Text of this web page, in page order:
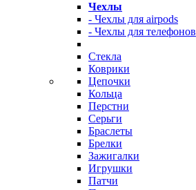
Чехлы
- Чехлы для airpods
- Чехлы для телефонов
Стекла
Коврики
Цепочки
Кольца
Перстни
Серьги
Браслеты
Брелки
Зажигалки
Игрушки
Патчи